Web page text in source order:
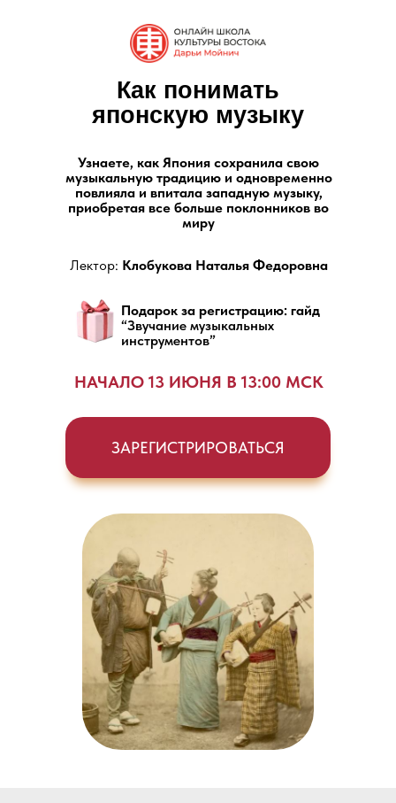
Узнаете, как Япония сохранила свою
музыкальную традицию и одновременно
повлияла и впитала западную музыку,
приобретая все больше поклонников во
миру
Лектор: Клобукова Наталья Федоровна
Как понимать
японскую музыку
ЗАРЕГИСТРИРОВАТЬСЯ
НАЧАЛО 13 ИЮНЯ В 13:00 МСК
Подарок за регистрацию: гайд
“Звучание музыкальных
инструментов”